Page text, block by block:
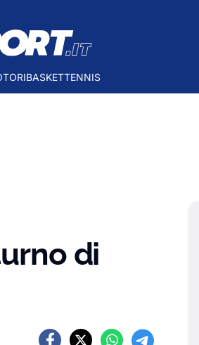
BASKETTENNIS
di